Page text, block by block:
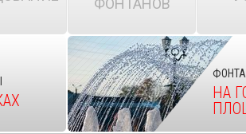
ФОНТАНОВ
НА